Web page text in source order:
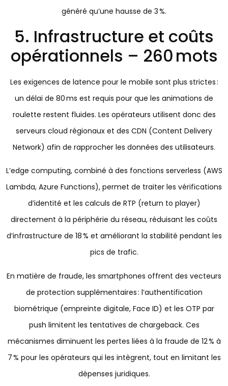
généré qu’une hausse de 3 %.
5. Infrastructure et coûts
opérationnels – 260 mots
Les exigences de latence pour le mobile sont plus strictes :
un délai de 80 ms est requis pour que les animations de
roulette restent fluides. Les opérateurs utilisent donc des
serveurs cloud régionaux et des CDN (Content Delivery
Network) afin de rapprocher les données des utilisateurs.
L’edge computing, combiné à des fonctions serverless (AWS
Lambda, Azure Functions), permet de traiter les vérifications
d’identité et les calculs de RTP (return to player)
directement à la périphérie du réseau, réduisant les coûts
d’infrastructure de 18 % et améliorant la stabilité pendant les
pics de trafic.
En matière de fraude, les smartphones offrent des vecteurs
de protection supplémentaires : l’authentification
biométrique (empreinte digitale, Face ID) et les OTP par
push limitent les tentatives de chargeback. Ces
mécanismes diminuent les pertes liées à la fraude de 12 % à
7 % pour les opérateurs qui les intègrent, tout en limitant les
dépenses juridiques.